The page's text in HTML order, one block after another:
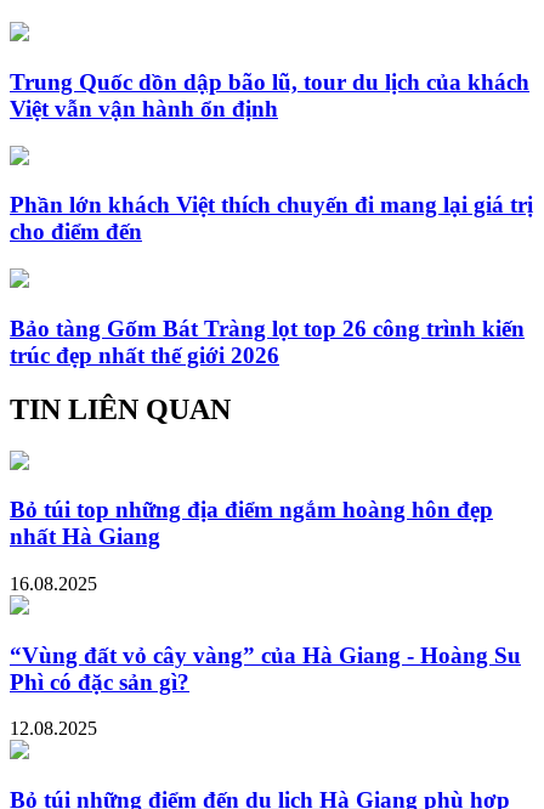
Trung Quốc dồn dập bão lũ, tour du lịch của khách
Việt vẫn vận hành ổn định
Phần lớn khách Việt thích chuyến đi mang lại giá trị
cho điểm đến
Bảo tàng Gốm Bát Tràng lọt top 26 công trình kiến
trúc đẹp nhất thế giới 2026
TIN LIÊN QUAN
Bỏ túi top những địa điểm ngắm hoàng hôn đẹp
nhất Hà Giang
16.08.2025
“Vùng đất vỏ cây vàng” của Hà Giang - Hoàng Su
Phì có đặc sản gì?
12.08.2025
Bỏ túi những điểm đến du lịch Hà Giang phù hợp